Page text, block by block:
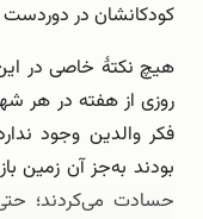
کودکانشان در دوردست
هیچ نکتۀ خاصی در
روزی از هفته در هر
فکر والدین وجود
بودند به‌جز آن زمین
حسادت می‌کردند؛